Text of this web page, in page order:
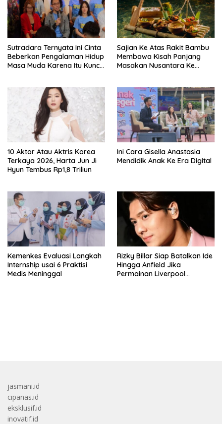
Sutradara Ternyata Ini Cinta
Beberkan Pengalaman Hidup
Masa Muda Karena Itu Kunci
Sajian Ke Atas Rakit Bambu
Membawa Kisah Panjang
Masakan Nusantara Ke
10 Aktor Atau Aktris Korea
Terkaya 2026, Harta Jun Ji
Hyun Tembus Rp1,8 Triliun
Ini Cara Gisella Anastasia
Mendidik Anak Ke Era Digital
Kemenkes Evaluasi Langkah
Internship usai 6 Praktisi
Medis Meninggal
Rizky Billar Siap Batalkan Ide
Hingga Anfield Jika
Permainan Liverpool
jasmani.id
cipanas.id
eksklusif.id
inovatif.id